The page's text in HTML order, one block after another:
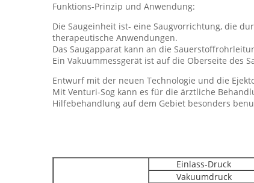
Funktions-Prinzip und Anwendung:
Die Saugeinheit ist- eine Saugvorrichtung, die
therapeutische Anwendungen.
Das Saugapparat kann an die
Ein Vakuummessgerät ist auf die Oberseite des
Entwurf mit der neuen Technologie und die
Mit Venturi-Sog kann es für die ärztliche
Hilfebehandlung auf dem Gebiet besonders
Einlass-Druck
Vakuumdruck